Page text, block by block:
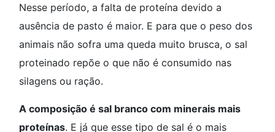
Nesse período, a falta de proteína devido a
ausência de pasto é maior. E para que o peso dos
animais não sofra uma queda muito brusca, o sal
proteinado repõe o que não é consumido nas
silagens ou ração.
A composição é sal branco com minerais mais
proteínas. E já que esse tipo de sal é o mais